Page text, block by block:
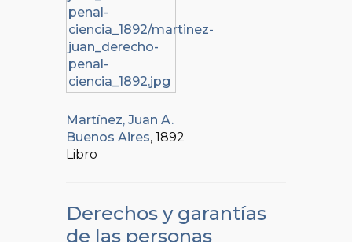
Martínez, Juan A.
Buenos Aires, 1892
Libro
Derechos y garantías
de las personas